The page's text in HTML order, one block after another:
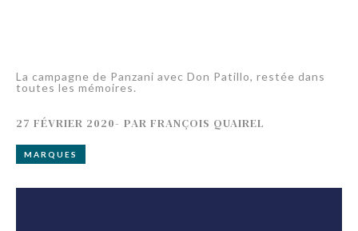
La campagne de Panzani avec Don Patillo, restée dans
toutes les mémoires.
27 FÉVRIER 2020- PAR FRANÇOIS QUAIREL
MARQUES